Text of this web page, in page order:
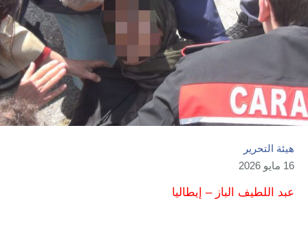
هيئة التحرير
16 مايو 2026
عبد اللطيف الباز – إيطاليا